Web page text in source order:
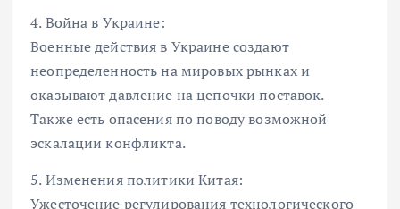
4. Война в Украине:
Военные действия в Украине создают
неопределенность на мировых рынках и
оказывают давление на цепочки поставок.
Также есть опасения по поводу возможной
эскалации конфликта.
5. Изменения политики Китая:
Ужесточение регулирования технологического